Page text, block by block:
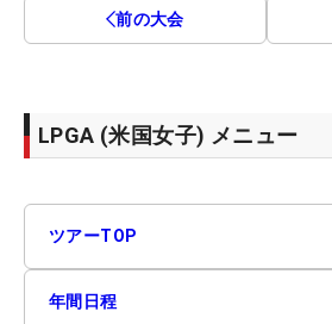
前の大会
LPGA (米国女子) メニュー
ツアーTOP
年間日程